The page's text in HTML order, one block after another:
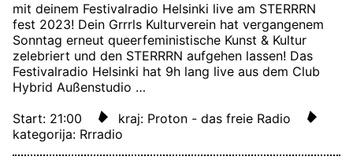
mit deinem Festivalradio Helsinki live am STERRRN
fest 2023! Dein Grrrls Kulturverein hat vergangenem
Sonntag erneut queerfeministische Kunst & Kultur
zelebriert und den STERRRN aufgehen lassen! Das
Festivalradio Helsinki hat 9h lang live aus dem Club
Hybrid Außenstudio …
Start: 21:00
kraj: Proton - das freie Radio
kategorija: Rrradio